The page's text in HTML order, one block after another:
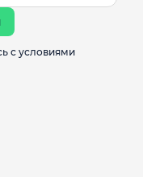
с условиями